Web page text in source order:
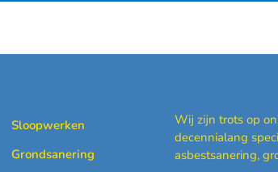
Sloopwerken
Grondsanering
Wij zijn trots op
decennialang
asbestsanering,